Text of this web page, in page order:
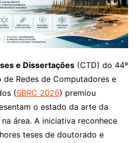
e Dissertações(CTD) do 44º
de Redes de Computadores e
(SBRC 2026) premiou
o estado da arte da
área. A iniciativa reconhece
teses de doutorado e